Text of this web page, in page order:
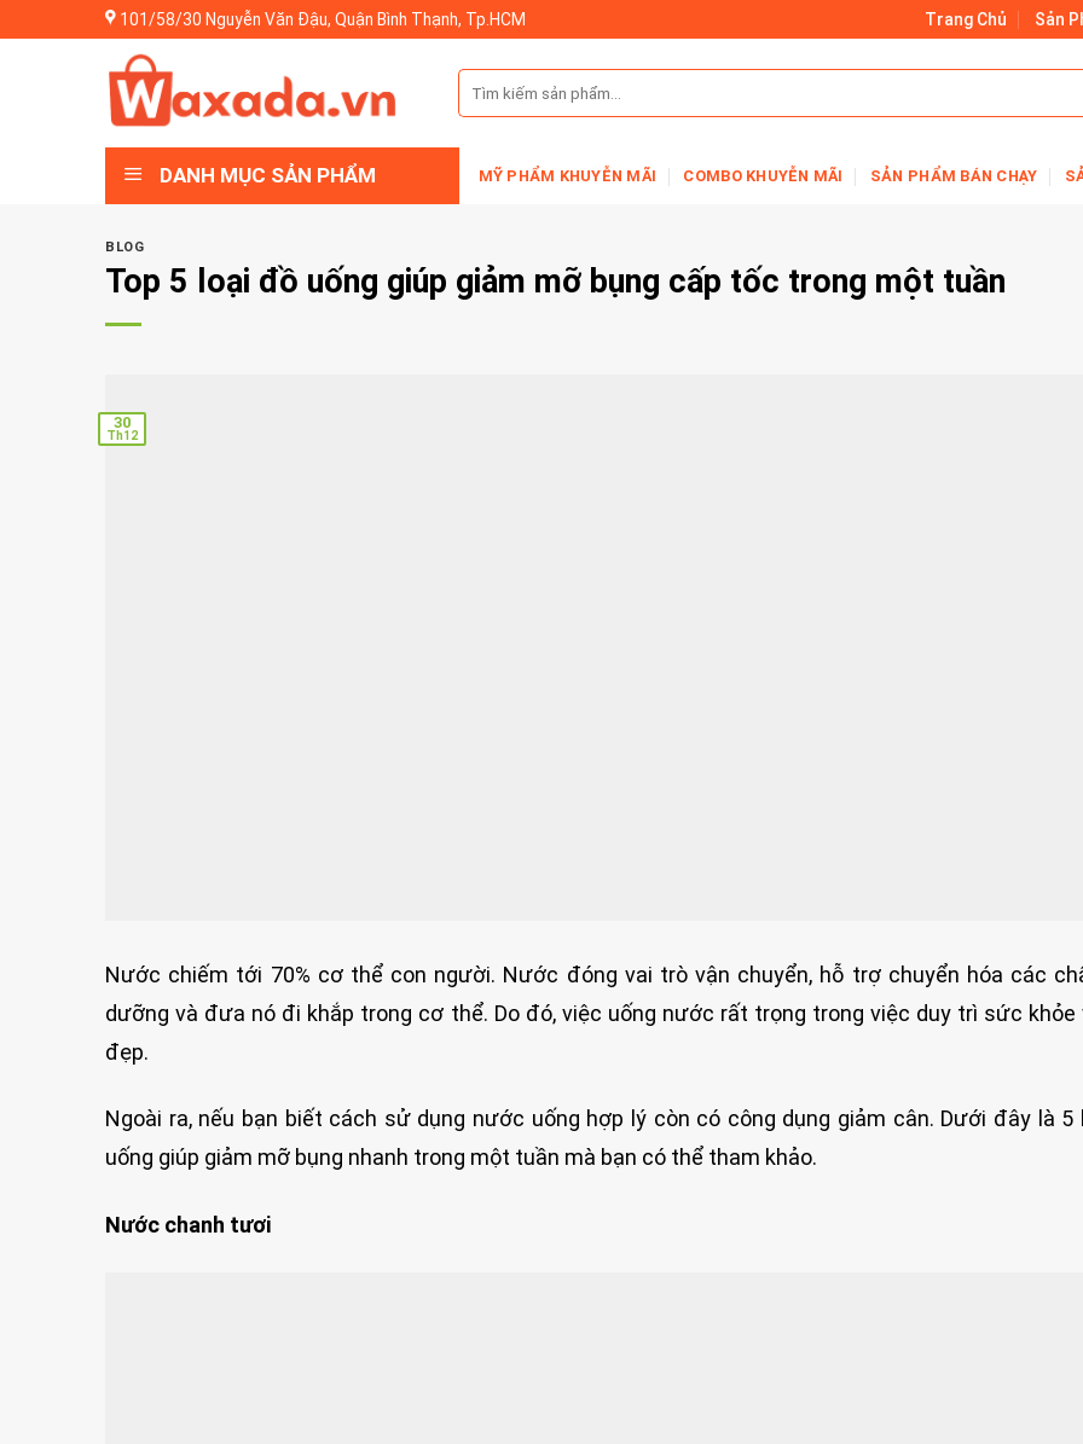
to
101/58/30 Nguyễn Văn Đậu, Quận Bình Thạnh, Tp.HCM Trang Chủ Sản
Tìm
kiếm:
DANH MỤC SẢN PHẨM MỸ PHẨM KHUYỄN MÃI COMBO KHUYỄN MÃI SẢN PHẨM BÁN CHẠY
BLOG
Top 5 loại đồ uống giúp giảm mỡ bụng cấp tốc trong một tuần
30
Th12
Nước chiếm tới 70% cơ thể con người. Nước đóng vai trò vận chuyển, hỗ trợ chuyển hóa các
dưỡng và đưa nó đi khắp trong cơ thể. Do đó, việc uống nước rất trọng trong việc duy trì sức khỏe
đẹp.
Ngoài ra, nếu bạn biết cách sử dụng nước uống hợp lý còn có công dụng giảm cân. Dưới đây là 5
uống giúp giảm mỡ bụng nhanh trong một tuần mà bạn có thể tham khảo.
Nước chanh tươi